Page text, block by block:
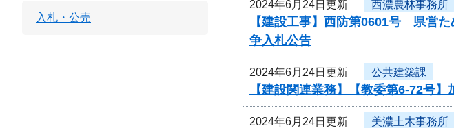
2024年6月24日更新 西濃農林事務所
【建設工事】西防第0601号 県営
争入札公告
2024年6月24日更新 公共建築課
【建設関連業務】【教委第6-72号
2024年6月24日更新 美濃土木事務所
入札・公売